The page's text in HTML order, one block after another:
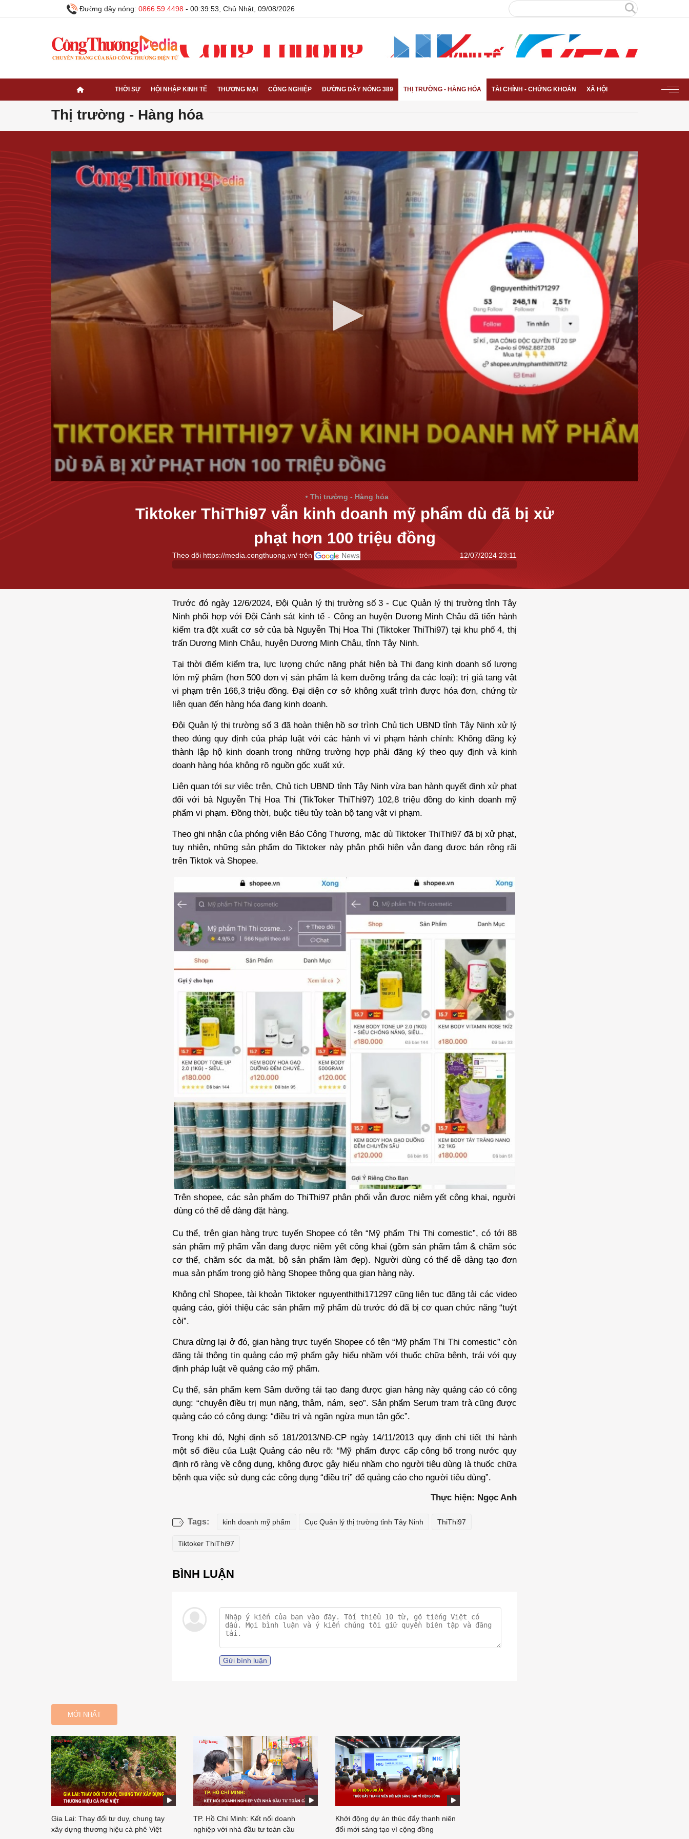
Đường dây nóng: 0866.59.4498 - 00:39:54, Chủ Nhật, 09/08/2026
THỜI SỰ HỘI NHẬP KINH TẾ THƯƠNG MẠI CÔNG NGHIỆP ĐƯỜNG DÂY NÓNG 389 THỊ TRƯỜNG - HÀNG HÓA TÀI CHÍNH - CHỨNG KHOÁN XÃ HỘI
Thị trường - Hàng hóa
Volume
90%
Thị trường - Hàng hóa
Tiktoker ThiThi97 vẫn kinh doanh mỹ phẩm dù đã bị xử
phạt hơn 100 triệu đồng
Theo dõi https://media.congthuong.vn/ trên 12/07/2024 23:11
Trước đó ngày 12/6/2024, Đội Quản lý thị trường số 3 - Cục Quản lý thị trường tỉnh Tây
Ninh phối hợp với Đội Cảnh sát kinh tế - Công an huyện Dương Minh Châu đã tiến hành
kiểm tra đột xuất cơ sở của bà Nguyễn Thị Hoa Thi (Tiktoker ThiThi97) tại khu phố 4, thị
trấn Dương Minh Châu, huyện Dương Minh Châu, tỉnh Tây Ninh.
Tại thời điểm kiểm tra, lực lượng chức năng phát hiện bà Thi đang kinh doanh số lượng
lớn mỹ phẩm (hơn 500 đơn vị sản phẩm là kem dưỡng trắng da các loại); trị giá tang vật
vi phạm trên 166,3 triệu đồng. Đại diện cơ sở không xuất trình được hóa đơn, chứng từ
liên quan đến hàng hóa đang kinh doanh.
Đội Quản lý thị trường số 3 đã hoàn thiện hồ sơ trình Chủ tịch UBND tỉnh Tây Ninh xử lý
theo đúng quy định của pháp luật với các hành vi vi phạm hành chính: Không đăng ký
thành lập hộ kinh doanh trong những trường hợp phải đăng ký theo quy định và kinh
doanh hàng hóa không rõ nguồn gốc xuất xứ.
Liên quan tới sự việc trên, Chủ tịch UBND tỉnh Tây Ninh vừa ban hành quyết định xử phạt
đối với bà Nguyễn Thị Hoa Thi (TikToker ThiThi97) 102,8 triệu đồng do kinh doanh mỹ
phẩm vi phạm. Đồng thời, buộc tiêu tủy toàn bộ tang vật vi phạm.
Theo ghi nhận của phóng viên Báo Công Thương, mặc dù Tiktoker ThiThi97 đã bị xử phạt,
tuy nhiên, những sản phẩm do Tiktoker này phân phối hiện vẫn đang được bán rộng rãi
trên Tiktok và Shopee.
Trên shopee, các sản phẩm do ThiThi97 phân phối vẫn được niêm yết công khai, người
dùng có thể dễ dàng đặt hàng.
Cụ thể, trên gian hàng trực tuyến Shopee có tên “Mỹ phẩm Thi Thi comestic”, có tới 88
sản phẩm mỹ phẩm vẫn đang được niêm yết công khai (gồm sản phẩm tắm & chăm sóc
cơ thể, chăm sóc da mặt, bộ sản phẩm làm đẹp). Người dùng có thể dễ dàng tạo đơn
mua sản phẩm trong giỏ hàng Shopee thông qua gian hàng này.
Không chỉ Shopee, tài khoản Tiktoker nguyenthithi171297 cũng liên tục đăng tải các video
quảng cáo, giới thiệu các sản phẩm mỹ phẩm dù trước đó đã bị cơ quan chức năng “tuýt
còi”.
Chưa dừng lại ở đó, gian hàng trực tuyến Shopee có tên “Mỹ phẩm Thi Thi comestic” còn
đăng tải thông tin quảng cáo mỹ phẩm gây hiểu nhầm với thuốc chữa bệnh, trái với quy
định pháp luật về quảng cáo mỹ phẩm.
Cụ thể, sản phẩm kem Sâm dưỡng tái tạo đang được gian hàng này quảng cáo có công
dụng: “chuyên điều trị mụn nặng, thâm, nám, sẹo”. Sản phẩm Serum tram trà cũng được
quảng cáo có công dụng: “điều trị và ngăn ngừa mụn tận gốc”.
Trong khi đó, Nghị định số 181/2013/NĐ-CP ngày 14/11/2013 quy định chi tiết thi hành
một số điều của Luật Quảng cáo nêu rõ: “Mỹ phẩm được cấp công bố trong nước quy
định rõ ràng về công dụng, không được gây hiểu nhầm cho người tiêu dùng là thuốc chữa
bệnh qua việc sử dụng các công dụng “điều trị” để quảng cáo cho người tiêu dùng”.
Thực hiện: Ngọc Anh
Tags: kinh doanh mỹ phẩm Cục Quản lý thị trường tỉnh Tây Ninh ThiThi97
Tiktoker ThiThi97
Gửi bình luận
MỚI NHẤT
Gia Lai: Thay đổi tư duy, chung tay
xây dựng thương hiệu cà phê Việt
TP. Hồ Chí Minh: Kết nối doanh
nghiệp với nhà đầu tư toàn cầu
Khởi động dự án thúc đẩy thanh niên
đổi mới sáng tạo vì cộng đồng